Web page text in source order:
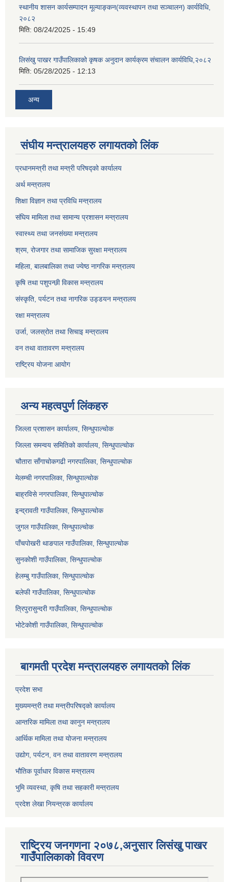
स्थानीय शासन कार्यसम्पादन मूल्याङ्कन(व्यवस्थापन तथा सञ्चालन) कार्यविधि,
२०८२
मिति: 08/24/2025 - 15:49
लिसंखु पाखर गाउँपालिकाको कृषक अनुदान कार्यक्रम संचालन कार्यविधि,२०८२
मिति: 05/28/2025 - 12:13
अन्य
संघीय मन्त्रालयहरु लगायतको लिंक
प्रधानमन्त्री तथा मन्त्री परिषद्को कार्यालय
अर्थ मन्त्रालय
शिक्षा विज्ञान तथा प्रविधि मन्त्रालय
संघिय मामिला तथा सामान्य प्रशासन मन्त्रालय
स्वास्थ्य तथा जनसंख्या मन्त्रालय
श्रम, रोजगार तथा सामाजिक सुरक्षा मन्त्रालय
महिला, बालबालिका तथा ज्येष्ठ नागरिक मन्त्रालय
कृषि तथा पशुपन्छी विकास मन्त्रालय
संस्कृति, पर्यटन तथा नागरिक उड्डयन मन्त्रालय
रक्षा मन्त्रालय
उर्जा, जलस्रोत तथा सिचाइ मन्त्रालय
वन तथा वातावरण मन्त्रालय
राष्ट्रिय योजना आयोग
अन्य महत्वपुर्ण लिंकहरु
जिल्ला प्रशासन कार्यालय, सिन्धुपाल्चोक
जिल्ला समन्वय समितिको कार्यालय, सिन्धुपाल्चोक
चौतारा साँगाचोकगढी नगरपालिका, सिन्धुपाल्चोक
मेलम्ची नगरपालिका, सिन्धुपाल्चोक
बाह्रविसे नगरपालिका, सिन्धुपाल्चोक
इन्द्रावती गाउँपालिका, सिन्धुपाल्चोक
जुगल गाउँपालिका, सिन्धुपाल्चोक
पाँचपोखरी थाङपाल गाउँपालिका, सिन्धुपाल्चोक
सुनकोशी गाउँपालिका, सिन्धुपाल्चोक
हेलम्बु गाउँपालिका, सिन्धुपाल्चोक
बलेफी गाउँपालिका, सिन्धुपाल्चोक
त्रिपुरासुन्दरी गाउँपालिका, सिन्धुपाल्चोक
भोटेकोशी गाउँपालिका, सिन्धुपाल्चोक
बागमती प्रदेश मन्त्रालयहरु लगायतको लिंक
प्रदेश सभा
मुख्यमन्त्री तथा मन्त्रीपरिषद्को कार्यालय
आन्तरिक मामिला तथा कानुन मन्त्रालय
आर्थिक मामिला तथा योजना मन्त्रालय
उद्योग, पर्यटन, वन तथा वातावरण मन्त्रालय
भौतिक पूर्वाधार विकास मन्त्रालय
भुमि व्यवस्था, कृषि तथा सहकारी मन्त्रालय
प्रदेश लेखा नियन्त्रक कार्यालय
राष्ट्रिय जनगणना २०७८,अनुसार लिसंखु पाखर
गाउँपालिकाको विवरण